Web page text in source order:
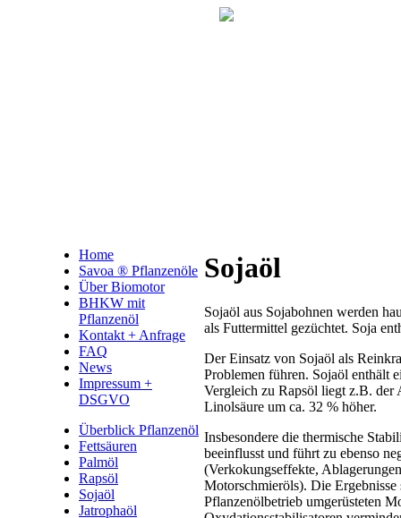
Home
Savoa ® Pflanzenöle
Über Biomotor
BHKW mit
Pflanzenöl
Kontakt + Anfrage
FAQ
News
Impressum +
DSGVO
Überblick Pflanzenöl
Fettsäuren
Palmöl
Rapsöl
Sojaöl
Jatrophaöl
Sojaöl
Sojaöl aus Sojabohnen werden
als Futtermittel gezüchtet. Soja
Der Einsatz von Sojaöl als
Problemen führen. Sojaöl enthält
Vergleich zu Rapsöl liegt z.B. der
Linolsäure um ca. 32 % höher.
Insbesondere die thermische
beeinflusst und führt zu ebenso
(Verkokungseffekte,
Motorschmieröls). Die
Pflanzenölbetrieb umgerüsteten